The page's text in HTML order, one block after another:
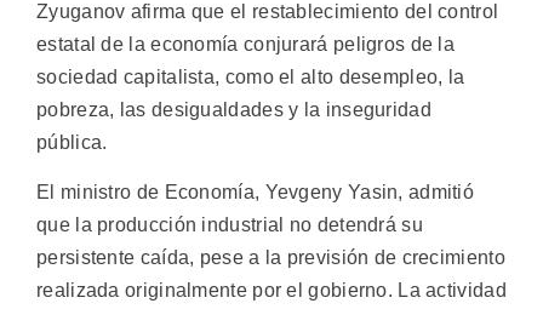
Zyuganov afirma que el restablecimiento del control
estatal de la economía conjurará peligros de la
sociedad capitalista, como el alto desempleo, la
pobreza, las desigualdades y la inseguridad
pública.
El ministro de Economía, Yevgeny Yasin, admitió
que la producción industrial no detendrá su
persistente caída, pese a la previsión de crecimiento
realizada originalmente por el gobierno. La actividad